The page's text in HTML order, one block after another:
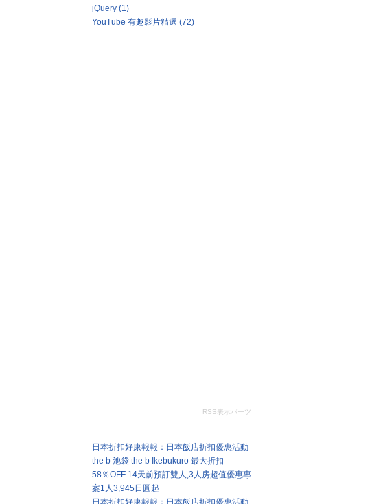
jQuery (1)
YouTube 有趣影片精選 (72)
RSS表示パーツ
日本折扣好康報報：日本飯店折扣優惠活動
the b 池袋 the b Ikebukuro 最大折扣
58％OFF 14天前預訂雙人,3人房超值優惠專
案1人3,945日圓起
日本折扣好康報報：日本飯店折扣優惠活動